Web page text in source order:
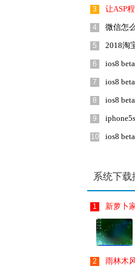
3 让ASP
4 微信怎
5 2018淘宝
6 ios8
7 ios8 beta3安
8 ios8
9 iphone5s通知
10 ios8 beta3
系统下载
1 新萝卜家园
2 雨林木风Ghost